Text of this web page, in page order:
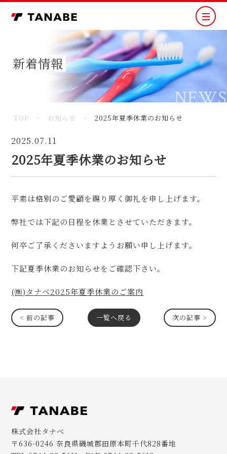
新着情報
NEWS
TOP > お知らせ > 2025年夏季休業のお知らせ
2025.07.11
2025年夏季休業のお知らせ
平素は格別のご愛顧を賜り厚く御礼を申し上げます。
弊社では下記の日程を休業とさせていただきます。
何卒ご了承くださいますようお願い申し上げます。
下記夏季休業のお知らせをご確認下さい。
(㈱)タナベ2025年夏季休業のご案内
< 前の記事 一覧へ戻る 次の記事 >
株式会社タナベ
〒636-0246 奈良県磯城郡田原本町千代828番地